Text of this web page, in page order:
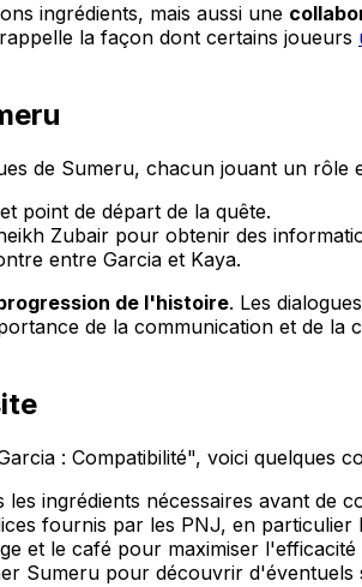
ingrédients, mais aussi une
la façon dont certains joueurs
de Sumeru, chacun jouant un rôle
point de départ de la quête.
Zubair pour obtenir des
entre Garcia et Kaya.
de l'histoire. Les
de la communication et de la
: Compatibilité", voici quelques
ingrédients nécessaires avant de
fournis par les PNJ, en
et le café pour maximiser l'efficacité
Sumeru pour découvrir d'éventuels